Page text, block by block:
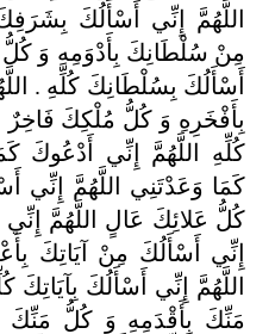
اللَّهُمَّ
إِنِّي أَسْأَلُكَ
مِنْ سُلْطَانِكَ بِأَدْوَمِهِ وَ كُلُّ
أَسْأَلُكَ بِسُلْطَانِكَ كُلِّهِ .
بِأَفْخَرِهِ وَ كُلُّ مُلْكِكَ فَاخِرٌ
كُلِّهِ
اللَّهُمَّ إِنِّي أَدْعُوكَ
كَمَا وَعَدْتَنِي اللَّهُمَّ إِنِّي
كُلُّ عَلائِكَ عَالٍ اللَّهُمَّ إِنِّي
إِنِّي
أَسْأَلُكَ مِنْ آيَاتِكَ
اللَّهُمَّ
إِنِّي أَسْأَلُكَ بِآيَاتِكَ
مَنِّكَ بِأَقْدَمِهِ وَ كُلُّ مَنِّكَ